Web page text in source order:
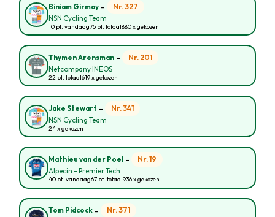
Biniam Girmay - Nr. 327
NSN Cycling Team
10 pt. vandaag75 pt. totaal880 x gekozen
Thymen Arensman - Nr. 201
Netcompany INEOS
22 pt. totaal619 x gekozen
Jake Stewart - Nr. 341
NSN Cycling Team
24 x gekozen
Mathieu van der Poel - Nr. 19
Alpecin - Premier Tech
40 pt. vandaag67 pt. totaal936 x gekozen
Tom Pidcock - Nr. 371